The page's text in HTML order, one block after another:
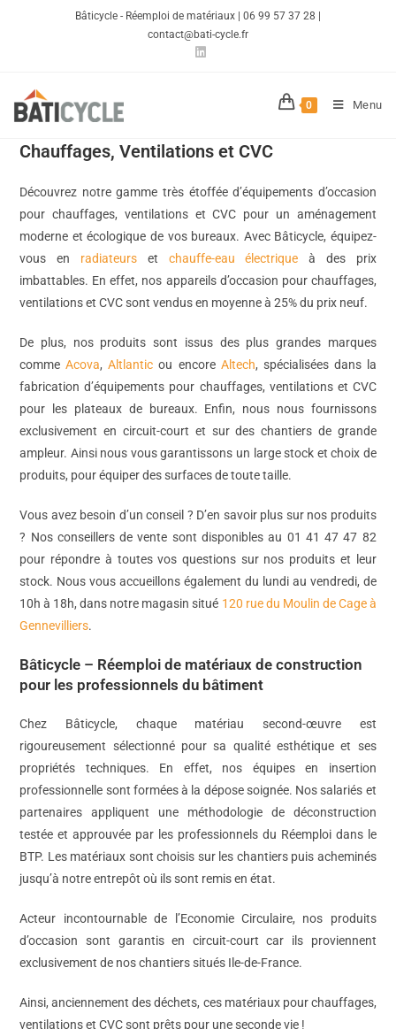
Bâticycle - Réemploi de matériaux | 06 99 57 37 28 |
contact@bati-cycle.fr
0 Menu
Chauffages, Ventilations et CVC
Découvrez notre gamme très étoffée d’équipements d’occasion
pour chauffages, ventilations et CVC pour un aménagement
moderne et écologique de vos bureaux. Avec Bâticycle, équipez-
vous en radiateurset chauffe-eau électrique à des prix
imbattables. En effet, nos appareils d’occasion pour chauffages,
ventilations et CVC sont vendus en moyenne à 25% du prix neuf.
De plus, nos produits sont issus des plus grandes marques
commeAcova,Altlantic ou encore Altech, spécialisées dans la
fabrication d’équipements pour chauffages, ventilations et CVC
pour les plateaux de bureaux. Enfin, nous nous fournissons
exclusivement en circuit-court et sur des chantiers de grande
ampleur. Ainsi nous vous garantissons un large stock et choix de
produits, pour équiper des surfaces de toute taille.
Vous avez besoin d’un conseil ? D’en savoir plus sur nos produits
? Nos conseillers de vente sont disponibles au 01 41 47 47 82
pour répondre à toutes vos questions sur nos produits et leur
stock. Nous vous accueillons également du lundi au vendredi, de
10h à 18h, dans notre magasin situé 120 rue du Moulin de Cage à
Gennevilliers.
Bâticycle – Réemploi de matériaux de construction
pour les professionnels du bâtiment
Chez Bâticycle, chaque matériau second-œuvre est
rigoureusement sélectionné pour sa qualité esthétique et ses
propriétés techniques. En effet, nos équipes en insertion
professionnelle sont formées à la dépose soignée. Nos salariés et
partenaires appliquent une méthodologie de déconstruction
testée et approuvée par les professionnels du Réemploi dans le
BTP. Les matériaux sont choisis sur les chantiers puis acheminés
jusqu’à notre entrepôt où ils sont remis en état.
Acteur incontournable de l’Economie Circulaire, nos produits
d’occasion sont garantis en circuit-court car ils proviennent
exclusivement de nos chantiers situés Ile-de-France.
Ainsi, anciennement des déchets, ces matériaux pour chauffages,
ventilations et CVC sont prêts pour une seconde vie !